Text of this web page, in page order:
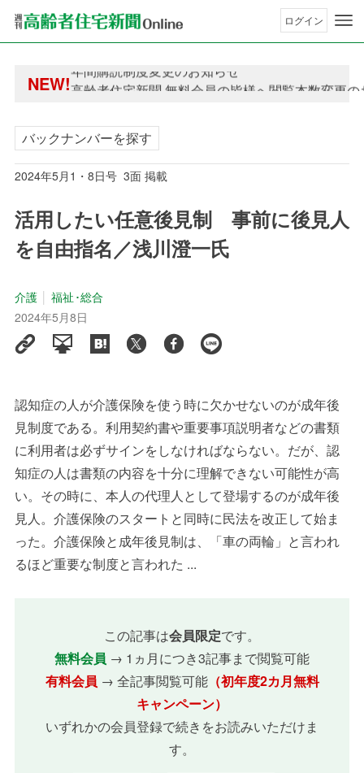
ログイン
NEW!高齢者住宅新聞 無料会員の皆様へ閲覧本数変更
高齢者住宅新聞 無料会員の皆様へ閲覧本数変更
バックナンバーを探す
2024年5月1・8日号 3面 掲載
活用したい任意後見制 事前に後見人
を自由指名／浅川澄一氏
介護
福祉･総合
2024年5月8日
認知症の人が介護保険を使う時に欠かせないのが成年後
見制度である。利用契約書や重要事項説明者などの書類
に利用者は必ずサインをしなければならない。だが、認
知症の人は書類の内容を十分に理解できない可能性が高
い。その時に、本人の代理人として登場するのが成年後
見人。介護保険のスタートと同時に民法を改正して始ま
った。介護保険と成年後見制は、「車の両輪」と言われ
るほど重要な制度と言われた ...
この記事は会員限定です。
無料会員 → 1ヵ月につき3記事まで閲覧可能
有料会員 → 全記事閲覧可能（初年度2カ月無料
キャンペーン）
いずれかの会員登録で続きをお読みいただけま
す。